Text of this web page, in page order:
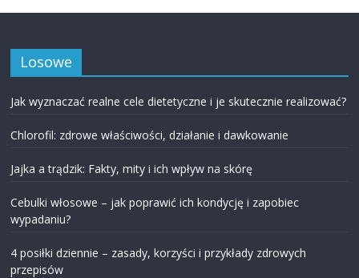
Losowe
Jak wyznaczać realne cele dietetyczne i je skutecznie realizować?
Chlorofil: zdrowe właściwości, działanie i dawkowanie
Jajka a trądzik: Fakty, mity i ich wpływ na skórę
Cebulki włosowe – jak poprawić ich kondycję i zapobiec
wypadaniu?
4 posiłki dziennie – zasady, korzyści i przykłady zdrowych
przepisów